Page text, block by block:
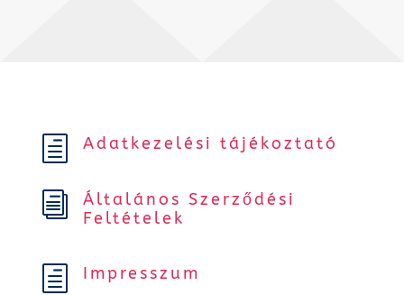
h Adatkezelési tájékoztató
i
Általános Szerződési
Feltételek
h Impresszum